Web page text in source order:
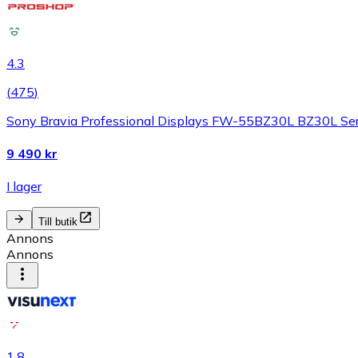
4.3
(475)
Sony Bravia Professional Displays FW-55BZ30L BZ30L
9 490 kr
I lager
Till butik
Annons
Annons